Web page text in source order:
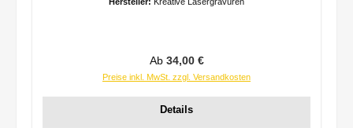
Regulärer Preis:
Ab 34,00 €
Preise inkl. MwSt. zzgl. Versandkosten
Details